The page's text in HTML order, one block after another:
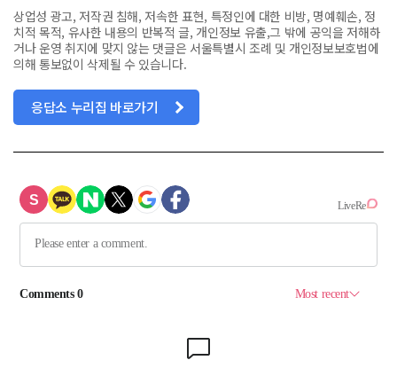
상업성 광고, 저작권 침해, 저속한 표현, 특정인에 대한 비방, 명예훼손, 정
치적 목적, 유사한 내용의 반복적 글, 개인정보 유출,그 밖에 공익을 저해하
거나 운영 취지에 맞지 않는 댓글은 서울특별시 조례 및 개인정보보호법에
의해 통보없이 삭제될 수 있습니다.
응답소 누리집 바로가기